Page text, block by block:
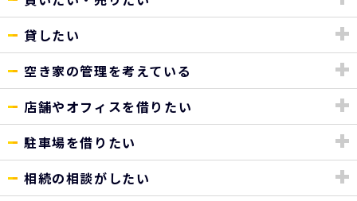
貸したい
空き家の管理を考えている
店舗やオフィスを借りたい
駐車場を借りたい
相続の相談がしたい